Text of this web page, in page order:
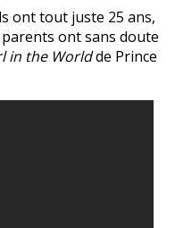
ont tout juste 25 ans,
ont sans doute
in the Worldde Prince